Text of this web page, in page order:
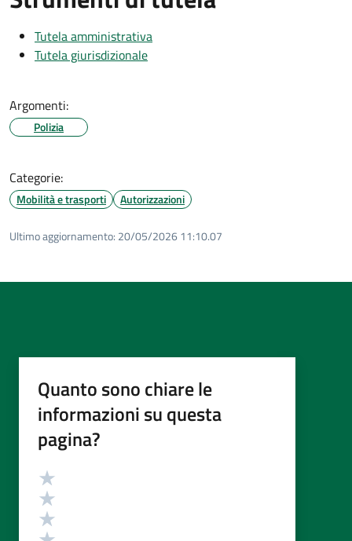
Tutela amministrativa
Tutela giurisdizionale
Argomenti:
Polizia
Categorie:
Mobilità e trasporti Autorizzazioni
Ultimo aggiornamento: 20/05/2026 11:10.07
Quanto sono chiare le
informazioni su questa
pagina?
Valutazione